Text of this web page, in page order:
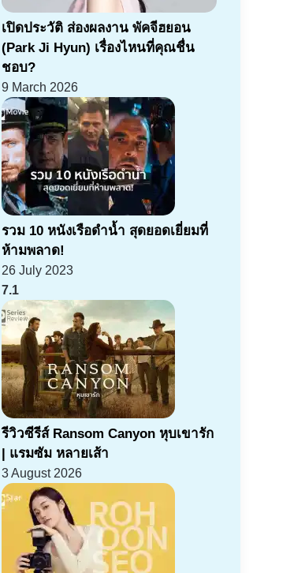
เปิดประวัติ ส่องผลงาน พัคจีฮยอน
(Park Ji Hyun) เรื่องไหนที่คุณชื่น
ชอบ?
9 March 2026
รวม 10 หนังเรือดำน้ำ สุดยอดเยี่ยมที่
ห้ามพลาด!
26 July 2023
7.1
รีวิวซีรีส์ Ransom Canyon หุบเขารัก
| แรมซัม หลายเส้า
3 August 2026